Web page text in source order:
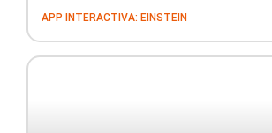
APP INTERACTIVA: EINSTEIN